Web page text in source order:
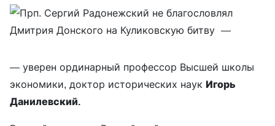
— уверен ординарный профессор Высшей школы
экономики, доктор исторических наук Игорь
Данилевский.